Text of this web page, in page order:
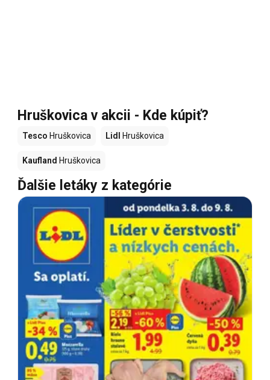
Hruškovica v akcii - Kde kúpiť?
Tesco Hruškovica Lidl Hruškovica
Kaufland Hruškovica
Ďalšie letáky z kategórie